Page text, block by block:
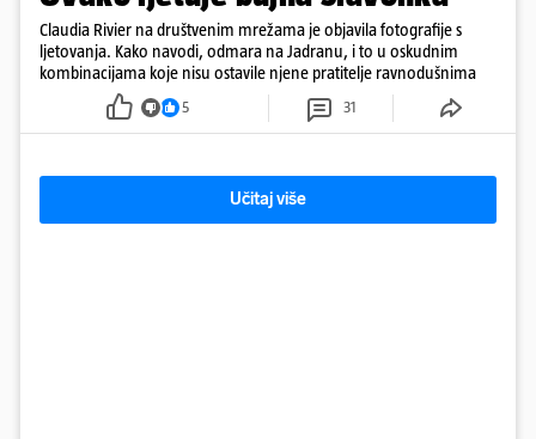
Claudia Rivier na društvenim mrežama je objavila fotografije s
ljetovanja. Kako navodi, odmara na Jadranu, i to u oskudnim
kombinacijama koje nisu ostavile njene pratitelje ravnodušnima
5 31
Učitaj više